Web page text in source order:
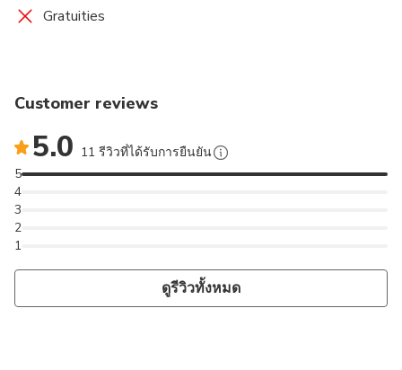
Gratuities
Customer reviews
5.0 11 รีวิวที่ได้รับการยืนยัน
1
2
3
4
5
ดูรีวิวทั้งหมด